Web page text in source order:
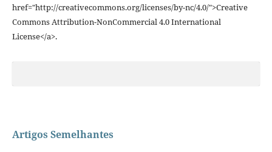
href="http://creativecommons.org/licenses/by-nc/4.0/">Creative
Commons Attribution-NonCommercial 4.0 International
License</a>.
Artigos Semelhantes